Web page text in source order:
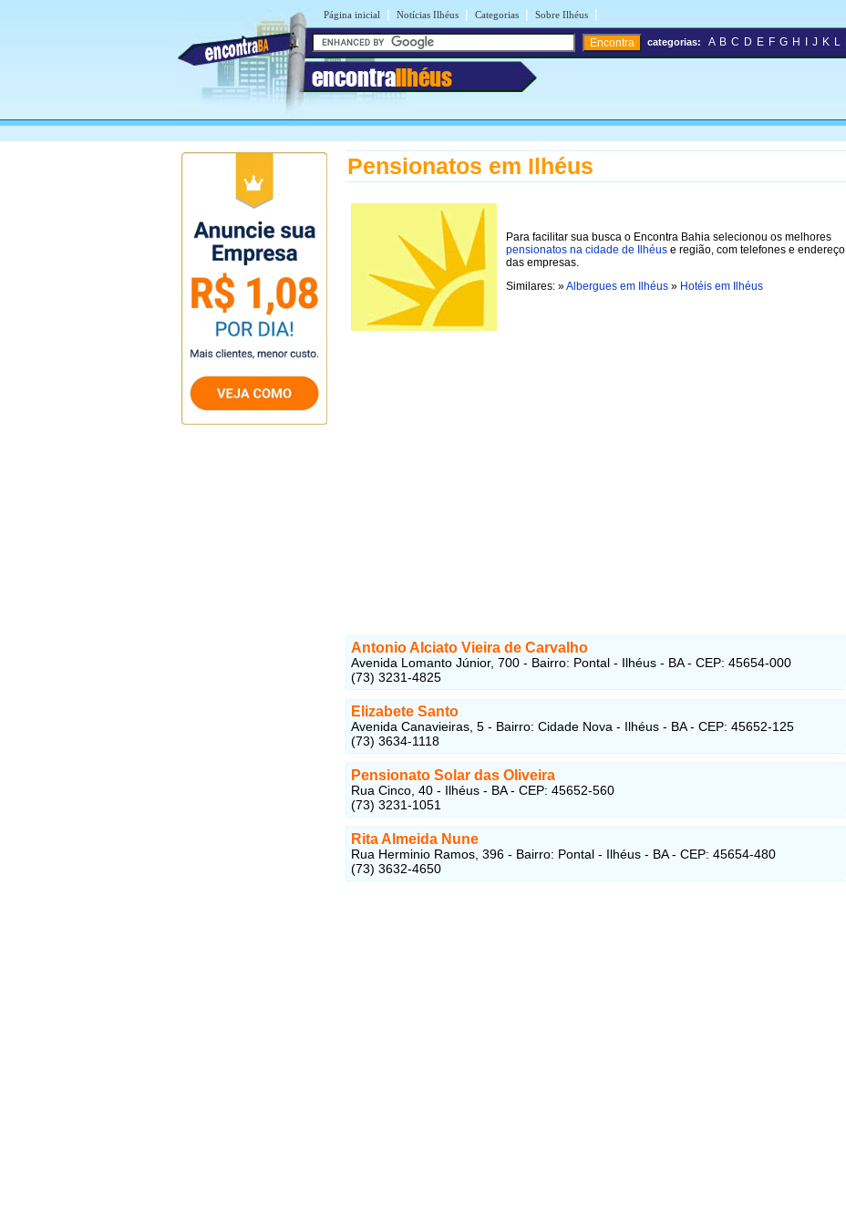
Página inicial | Notícias Ilhéus | Categorias | Sobre Ilhéus |
encontraIlhéus
categorias: A B C D E F G H J K L
Pensionatos em Ilhéus
Para facilitar sua busca o Encontra Bahia selecionou os melhores
pensionatos na cidade de Ilhéus e região, com telefones e endereço
das empresas.
Similares: »Albergues em Ilhéus » Hotéis em Ilhéus
Antonio Alciato Vieira de Carvalho
Avenida Lomanto Júnior, 700 - Bairro: Pontal - Ilhéus - BA - CEP: 45654-000
(73) 3231-4825
Elizabete Santo
Avenida Canavieiras, 5 - Bairro: Cidade Nova - Ilhéus - BA - CEP: 45652-125
(73) 3634-1118
Pensionato Solar das Oliveira
Rua Cinco, 40 - Ilhéus - BA - CEP: 45652-560
(73) 3231-1051 ‎
Rita Almeida Nune
Rua Herminio Ramos, 396 - Bairro: Pontal - Ilhéus - BA - CEP: 45654-480
(73) 3632-4650